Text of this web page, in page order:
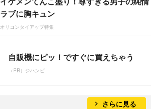
ラブに胸キュン
オリコンタイアップ特集
自販機にピッ！ですぐに買えちゃう
（PR）ジハンピ
さらに見る